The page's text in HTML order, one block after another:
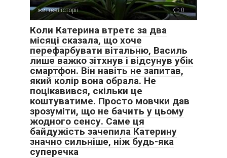
спробувати змінити фасади й частину комплектації.
— Скільки часу?
— Треба швидко. Максимум два дні.
Я прийшла додому й сказала Маркові:
— Ми міняємо кухню.
життєві історії 0
Коли Катерина втретє за два
місяці сказала, що хоче
перефарбувати вітальню, Василь
лише важко зітхнув і відсунув убік
смартфон. Він навіть не запитав,
який колір вона обрала. Не
поцікавився, скільки це
коштуватиме. Просто мовчки дав
зрозуміти, що не бачить у цьому
жодного сенсу. Саме ця
байдужість зачепила Катерину
значно сильніше, ніж будь-яка
суперечка